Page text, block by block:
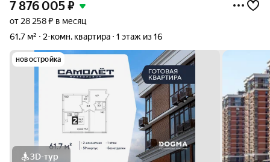
7 876 005₽
от 28 258 ₽ в месяц
61,7 м²
2-комн. квартира 1 этаж из 16
новостройка
3D-тур